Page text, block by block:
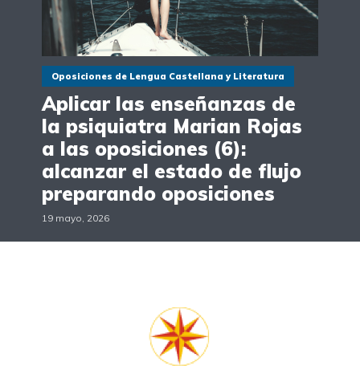
Oposiciones de Lengua Castellana y Literatura
Aplicar las enseñanzas de
la psiquiatra Marian Rojas
a las oposiciones (6):
alcanzar el estado de flujo
preparando oposiciones
19 mayo, 2026